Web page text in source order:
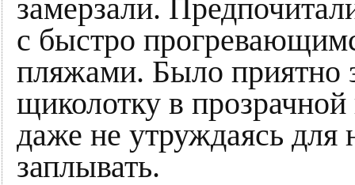
замерзали.
с быстро
пляжами. Было приятно
щиколотку в
даже не утруждаясь для
заплывать.